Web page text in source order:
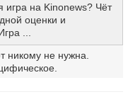
на Kinonews? Чёт
оценки и
...
никому не нужна.